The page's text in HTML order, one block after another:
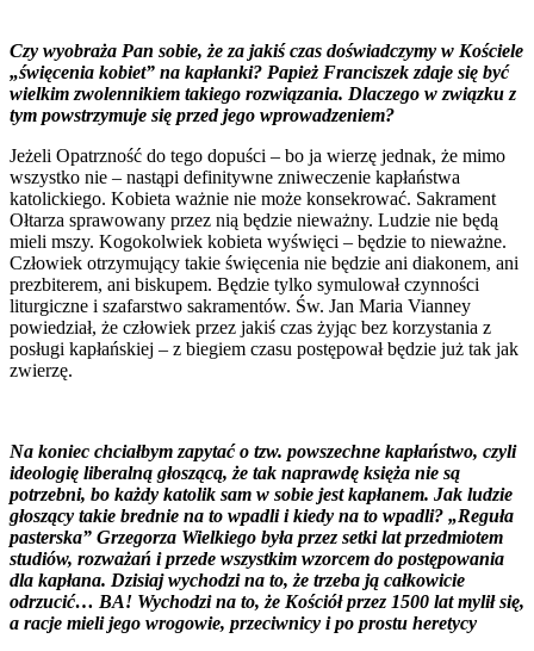
Czy wyobraża Pan sobie, że za jakiś czas doświadczymy w Kościele
„święcenia kobiet” na kapłanki? Papież Franciszek zdaje się być
wielkim zwolennikiem takiego rozwiązania. Dlaczego w związku z
tym powstrzymuje się przed jego wprowadzeniem?
Jeżeli Opatrzność do tego dopuści – bo ja wierzę jednak, że mimo
wszystko nie – nastąpi definitywne zniweczenie kapłaństwa
katolickiego. Kobieta ważnie nie może konsekrować. Sakrament
Ołtarza sprawowany przez nią będzie nieważny. Ludzie nie będą
mieli mszy. Kogokolwiek kobieta wyświęci – będzie to nieważne.
Człowiek otrzymujący takie święcenia nie będzie ani diakonem, ani
prezbiterem, ani biskupem. Będzie tylko symulował czynności
liturgiczne i szafarstwo sakramentów. Św. Jan Maria Vianney
powiedział, że człowiek przez jakiś czas żyjąc bez korzystania z
posługi kapłańskiej – z biegiem czasu postępował będzie już tak jak
zwierzę.
Na koniec chciałbym zapytać o tzw. powszechne kapłaństwo, czyli
ideologię liberalną głoszącą, że tak naprawdę księża nie są
potrzebni, bo każdy katolik sam w sobie jest kapłanem. Jak ludzie
głoszący takie brednie na to wpadli i kiedy na to wpadli? „Reguła
pasterska” Grzegorza Wielkiego była przez setki lat przedmiotem
studiów, rozważań i przede wszystkim wzorcem do postępowania
dla kapłana. Dzisiaj wychodzi na to, że trzeba ją całkowicie
odrzucić… BA! Wychodzi na to, że Kościół przez 1500 lat mylił się,
a racje mieli jego wrogowie, przeciwnicy i po prostu heretycy